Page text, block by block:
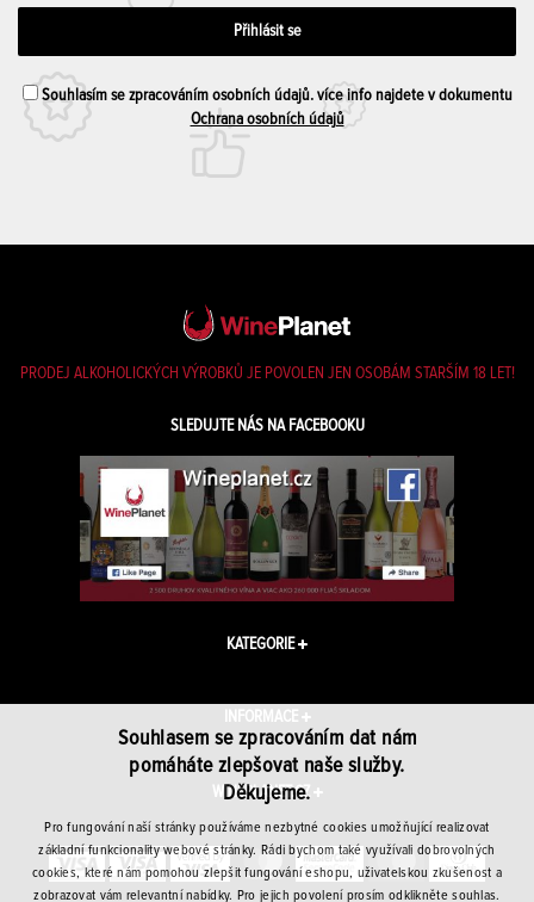
Souhlasím se zpracováním osobních údajů. více info najdete v dokumentu
Ochrana osobních údajů
PRODEJ ALKOHOLICKÝCH VÝROBKŮ JE POVOLEN JEN OSOBÁM STARŠÍM 18 LET!
SLEDUJTE NÁS NA FACEBOOKU
KATEGORIE
INFORMACE
WINEPLANET.CZ
Souhlasem se zpracováním dat nám
pomáháte zlepšovat naše služby.
Děkujeme.
Pro fungování naší stránky používáme nezbytné cookies umožňující realizovat
základní funkcionality webové stránky. Rádi bychom také využívali dobrovolných
cookies, které nám pomohou zlepšit fungování eshopu, uživatelskou zkušenost a
zobrazovat vám relevantní nabídky. Pro jejich povolení prosím odklikněte souhlas.